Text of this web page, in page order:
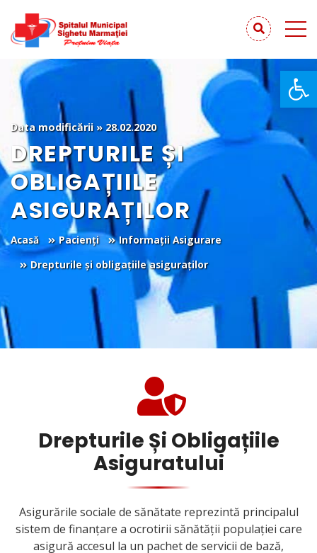
Data modificării » 28.02.2020
DREPTURILE ȘI
OBLIGAȚIILE
ASIGURAȚILOR
Acasă Pacienți
Informații Asigurare
Drepturile și obligațiile asiguraților
Drepturile Și Obligațiile
Asiguratului
Asigurările sociale de sănătate reprezintă principalul
sistem de finanțare a ocrotirii sănătății populației care
asigură accesul la un pachet de servicii de bază,